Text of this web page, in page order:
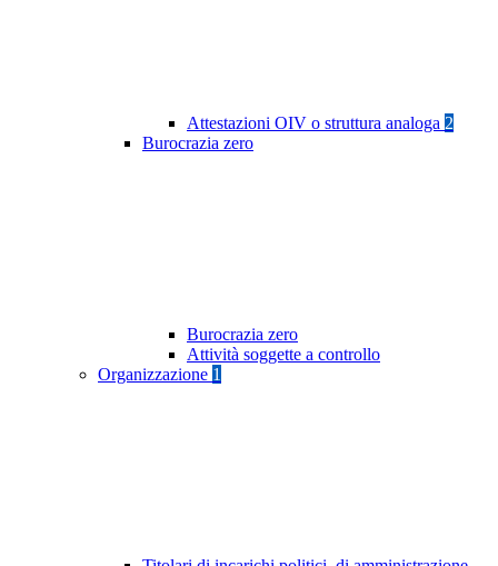
Attestazioni OIV o struttura analoga 2
Burocrazia zero
Burocrazia zero
Attività soggette a controllo
Organizzazione 1